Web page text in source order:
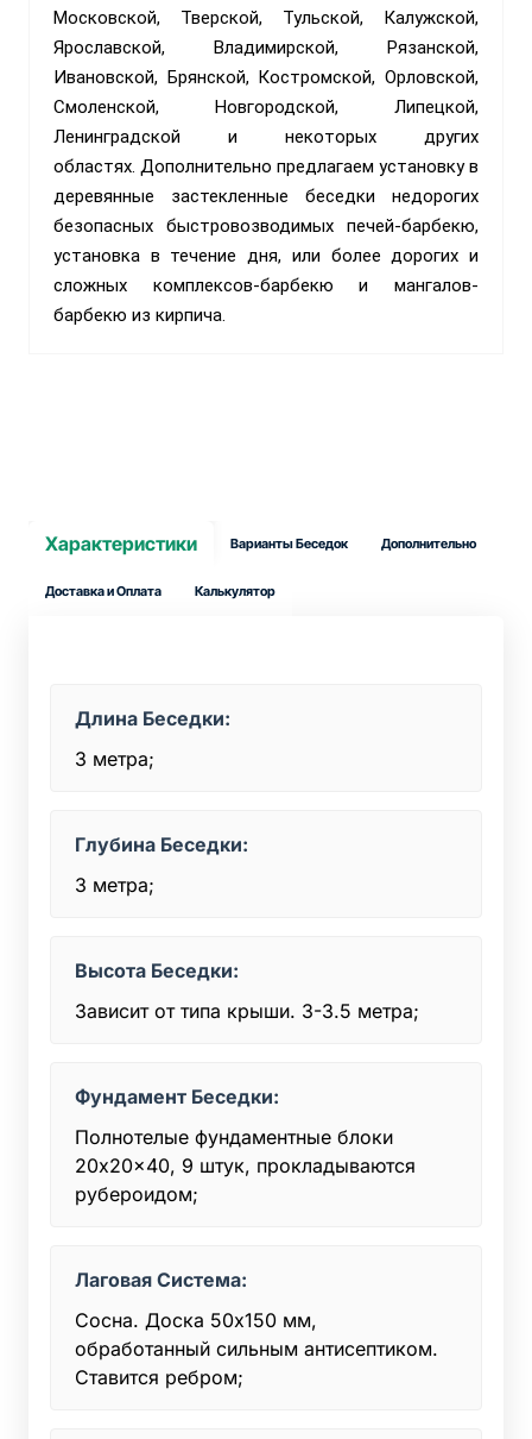
Московской, Тверской, Тульской, Калужской,
Ярославской, Владимирской, Рязанской,
Ивановской, Брянской, Костромской, Орловской,
Смоленской, Новгородской, Липецкой,
Ленинградской и некоторых других
областях. Дополнительно предлагаем установку в
деревянные застекленные беседки недорогих
безопасных быстровозводимых печей-барбекю,
установка в течение дня, или более дорогих и
сложных комплексов-барбекю и мангалов-
барбекю из кирпича.
Характеристики Варианты Беседок Дополнительно
Доставка и Оплата Калькулятор
Длина Беседки:
3 метра;
Глубина Беседки:
3 метра;
Высота Беседки:
Зависит от типа крыши. 3-3.5 метра;
Фундамент Беседки:
Полнотелые фундаментные блоки
20x20x40, 9 штук, прокладываются
рубероидом;
Лаговая Система:
Сосна. Доска 50x150 мм,
обработанный сильным антисептиком.
Ставится ребром;